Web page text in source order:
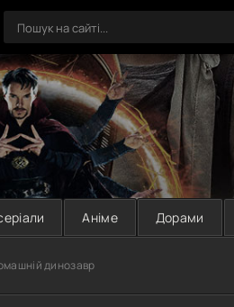
Аніме Дорами
динозавр